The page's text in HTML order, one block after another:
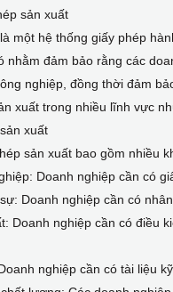
sản xuất
một hệ thống giấy phép
nhằm đảm bảo rằng các
nghiệp, đồng thời đảm
xuất trong nhiều lĩnh vực
xuất
sản xuất bao gồm nhiều
Doanh nghiệp cần có
Doanh nghiệp cần có
Doanh nghiệp cần có điều
nghiệp cần có tài liệu